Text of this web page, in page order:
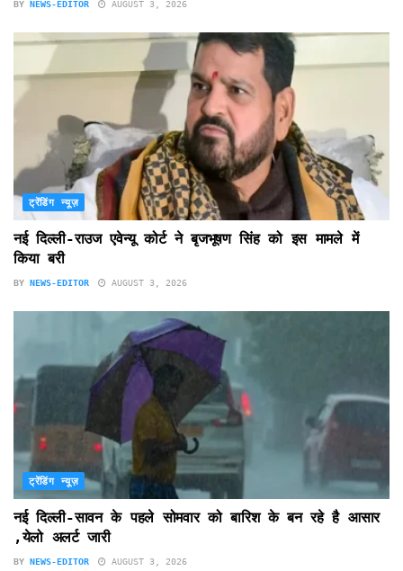
BY NEWS-EDITOR AUGUST 3, 2026
ट्रेंडिंग न्यूज़
नई दिल्ली-राउज एवेन्यू कोर्ट ने बृजभूषण सिंह को इस मामले में
किया बरी
BY NEWS-EDITOR AUGUST 3, 2026
ट्रेंडिंग न्यूज़
नई दिल्ली-सावन के पहले सोमवार को बारिश के बन रहे है आसार
,येलो अलर्ट जारी
BY NEWS-EDITOR AUGUST 3, 2026